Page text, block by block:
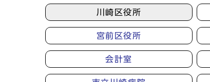
川崎区役所
宮前区役所
会計室